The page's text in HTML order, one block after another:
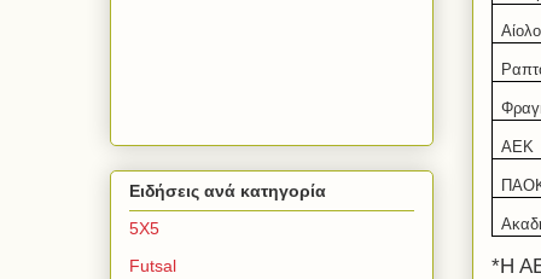
ΑΕΚ
*Η
Ειδήσεις ανά κατηγορία
5Χ5
Futsal